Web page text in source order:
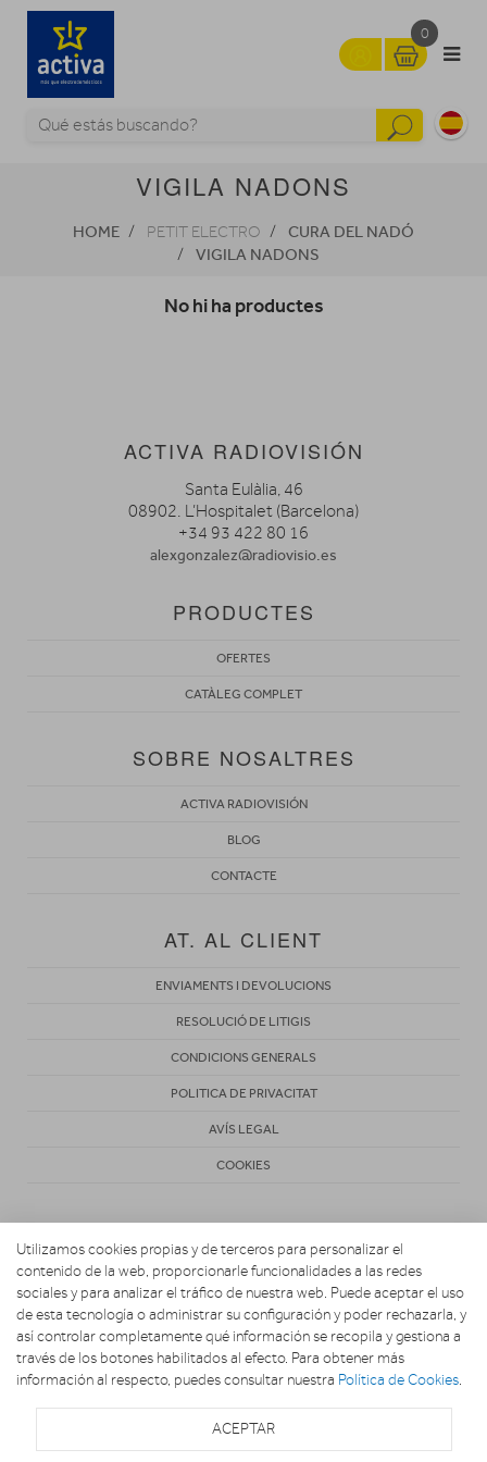
0
VIGILA NADONS
HOME PETIT ELECTRO
CURA DEL NADÓ
VIGILA NADONS
No hi ha productes
ACTIVA RADIOVISIÓN
Santa Eulàlia, 46
08902. L’Hospitalet (Barcelona)
+34 93 422 80 16
alexgonzalez@radiovisio.es
PRODUCTES
OFERTES
CATÀLEG COMPLET
SOBRE NOSALTRES
ACTIVA RADIOVISIÓN
BLOG
CONTACTE
AT. AL CLIENT
ENVIAMENTS I DEVOLUCIONS
RESOLUCIÓ DE LITIGIS
CONDICIONS GENERALS
POLITICA DE PRIVACITAT
AVÍS LEGAL
COOKIES
Copyright 2026. Activa Radiovisión
Utilizamos cookies propias y de terceros para personalizar el
contenido de la web, proporcionarle funcionalidades a las redes
sociales y para analizar el tráfico de nuestra web. Puede aceptar el uso
de esta tecnología o administrar su configuración y poder rechazarla, y
así controlar completamente qué información se recopila y gestiona a
través de los botones habilitados al efecto. Para obtener más
información al respecto, puedes consultar nuestra Política de Cookies.
ACEPTAR